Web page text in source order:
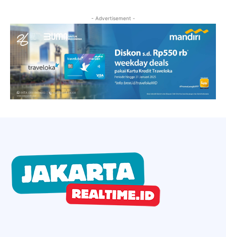
- Advertisement -